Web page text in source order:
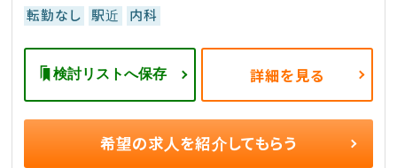
転勤なし 駅近 内科
検討リストへ保存 詳細を見る
希望の求人を紹介してもらう